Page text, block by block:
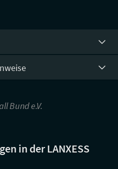
Bund e.V.
in der LANXESS